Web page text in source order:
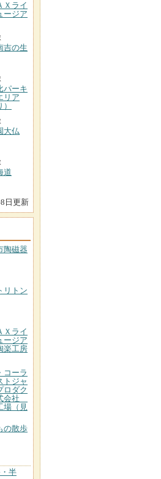
Ｘライ
ージア
吉の生
パーキ
リア
）
大仏
道
日更新
陶磁器
リトン
Ｘライ
ージア
工房
コーラ
トジャ
ロダク
会社
場（見
の散歩
半